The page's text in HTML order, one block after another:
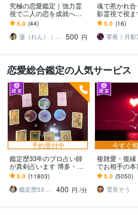
究極の恋愛鑑定｜強力霊
視で二人の恋を成就へ導
きます 彼の本音、結婚、
不倫、復縁、出会い、ツ
インレイなど恋愛全般
5.0 (44)
蓮（れん）｜最幸の未来を叶える白虎霊導師
500 円
魂で惹かれ合
影霊視で視ま
ないご縁、サ
間の意味を霊
5.0 (16)
恋愛総合鑑定の人気サービス
予約受付中
鑑定歴33年のプロ占い師
が真剣占います 博多・廓
屋の純血統占い祈願師
雷鳥
5.0 (11803)
鑑定歴33年のプロ占い師 雷鳥
400 円 /分
今すぐ
複雑愛・復
でお相手の本
ます 降りて来
のままお伝え
5.0 (5050)
雪見そう